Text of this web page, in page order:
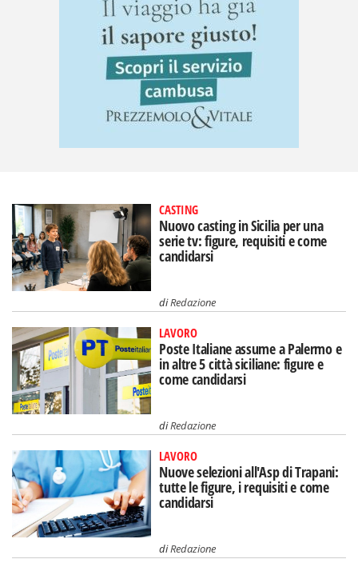
CASTING
Nuovo casting in Sicilia per una
serie tv: figure, requisiti e come
candidarsi
diRedazione
LAVORO
Poste Italiane assume a Palermo e
in altre 5 città siciliane: figure e
come candidarsi
diRedazione
LAVORO
Nuove selezioni all'Asp di Trapani:
tutte le figure, i requisiti e come
candidarsi
diRedazione